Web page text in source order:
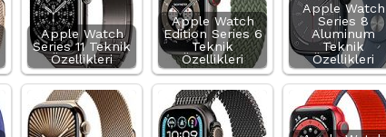
Apple Watch
Series 11 Teknik
Özellikleri
Apple Watch
Edition Series 6
Teknik
Özellikleri
Apple Watch
Series 8
Aluminum
Teknik
Özellikleri